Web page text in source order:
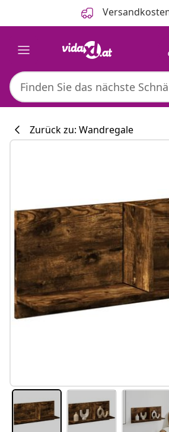
#sharemevidaxl
Zurück zu: Wandregale